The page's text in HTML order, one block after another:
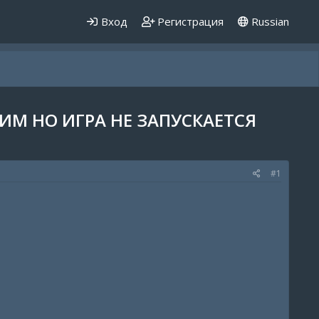
Вход Регистрация Russian
НО ИГРА НЕ ЗАПУСКАЕТСЯ
#1